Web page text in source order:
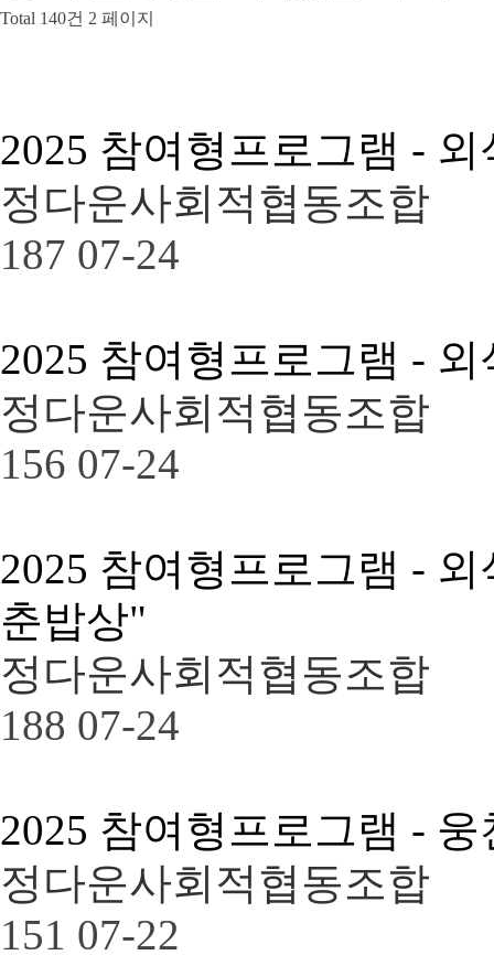
Total 140건 2 페이지
2025 참여형프로그램 -
정다운사회적협동조합
187 07-24
2025 참여형프로그램 -
정다운사회적협동조합
156 07-24
2025 참여형프로그램 -
춘밥상"
정다운사회적협동조합
188 07-24
2025 참여형프로그램 -
정다운사회적협동조합
151 07-22